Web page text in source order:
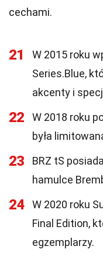
cechami.
21
W 2015 roku
Series.Blue,
akcenty i
22
W 2018 roku
była
23
BRZ tS
hamulce
24
W 2020 roku
Final Edition,
egzemplarzy.